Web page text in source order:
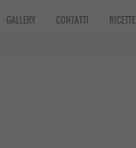
GALLERY CONTATTI RICETTE